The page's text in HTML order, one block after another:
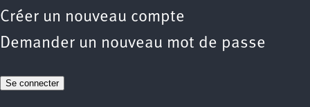
Créer un nouveau compte
Demander un nouveau mot de passe